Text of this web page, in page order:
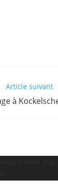
Article suivant
à